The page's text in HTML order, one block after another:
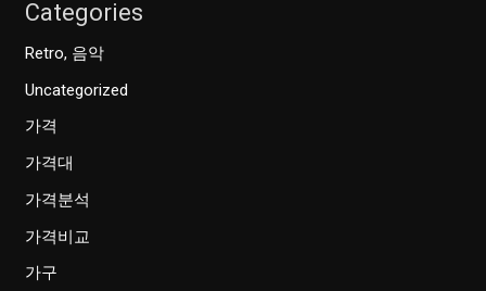
Categories
Retro, 음악
Uncategorized
가격
가격대
가격분석
가격비교
가구